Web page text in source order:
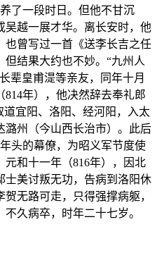
了一段时日。但他不甘沉
吴越一展才华。离长安时，他
也曾写过一首《送李长吉之任
结果大约也不妙。“九州人
辈皇甫湜等亲友，同年十月
年），他决然辞去奉礼郎
道宜阳、洛阳、经河阳，入太
潞州（今山西长治市）。此后
头的幕僚，为昭义军节度使
和十一年（816年），因北
士美讨叛无功，告病到洛阳休
无路可走，只得强撑病躯，
久病卒，时年二十七岁。